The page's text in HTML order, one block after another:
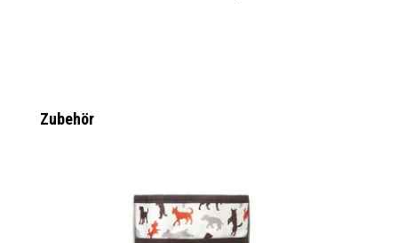
Produktgalerie überspringen
Zubehör